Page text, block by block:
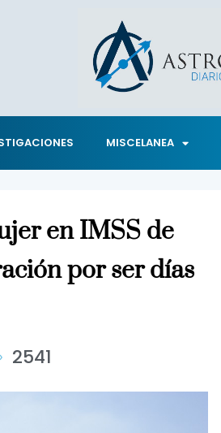
MISCELANEA
en IMSS de
por ser días
2541